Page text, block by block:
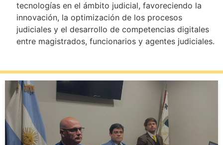
tecnologías en el ámbito judicial, favoreciendo la
innovación, la optimización de los procesos
judiciales y el desarrollo de competencias digitales
entre magistrados, funcionarios y agentes judiciales.